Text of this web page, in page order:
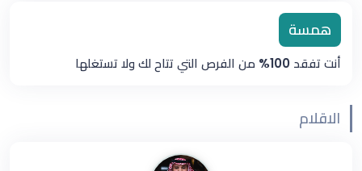
همسة
أنت تفقد 100% من الفرص التي تتاح لك ولا تستغلها
الاقلام